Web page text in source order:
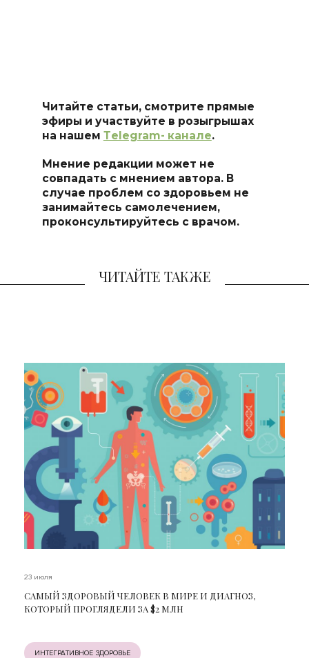
Читайте статьи, смотрите прямые
эфиры и участвуйте в розыгрышах
на нашем Тelegram- канале.
Мнение редакции может не
совпадать с мнением автора. В
случае проблем со здоровьем не
занимайтесь самолечением,
проконсультируйтесь с врачом.
ЧИТАЙТЕ ТАКЖЕ
23 июля
САМЫЙ ЗДОРОВЫЙ ЧЕЛОВЕК В МИРЕ И ДИАГНОЗ,
КОТОРЫЙ ПРОГЛЯДЕЛИ ЗА $2 МЛН
ИНТЕГРАТИВНОЕ ЗДОРОВЬЕ